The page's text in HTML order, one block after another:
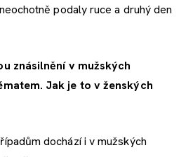
podaly ruce a druhý den
znásilnění v mužských
Jak je to v ženských
dochází i v mužských